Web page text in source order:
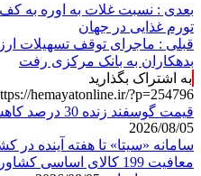
بعدی : نسبت غلات به اوره به
تورم غذایی در جهان
قبلی : ماجرای توقف تسهیلات
بدهکاران به بانک مرکزی رفت
به اشتراک بگذارید
hemayatonline.ir/?p=254796
قیمت گوسفند زنده 30 درصد کاهش یافت؛ گوشت ارزان نشد
2026/08/05
سامانه «سیتا» تا هفته آینده